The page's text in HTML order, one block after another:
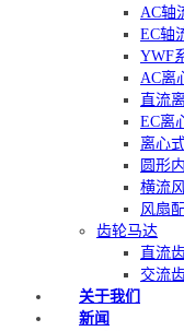
AC轴
EC轴
YWF
AC离
直流
EC离
离心
圆形
横流
风扇
齿轮马达
直流
交流
关于我们
新闻